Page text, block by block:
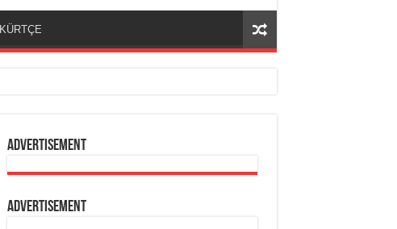
KÜRTÇE
Advertisement
Advertisement